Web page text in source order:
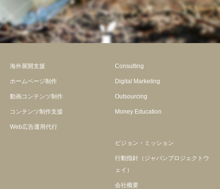
海外展開支援
ホームページ制作
動画コンテンツ制作
コンテンツ制作支援
Web広告運用代行
Consulting
Digital Marketing
Outsourcing
Money Education
ビジョン・ミッション
行動指針（ジャパンプロジェクトウ
ェイ）
会社概要